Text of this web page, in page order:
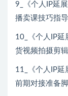
9_《个人IP延
播卖课技巧指
10_《个人IP
货视频拍摄剪
11_《个人IP
前期对接准备